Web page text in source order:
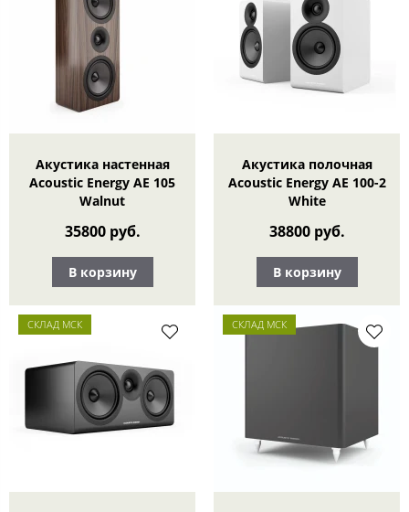
Акустика настенная
Acoustic Energy AE 105
Walnut
35800 руб.
В корзину
Акустика полочная
Acoustic Energy АЕ 100-2
White
38800 руб.
В корзину
СКЛАД МСК СКЛАД МСК